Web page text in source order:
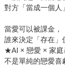
對方「當成一個人
當愛可以被課金，
誰來決定「存在」
★AI × 戀愛 × 家庭
不是單純的戀愛喜